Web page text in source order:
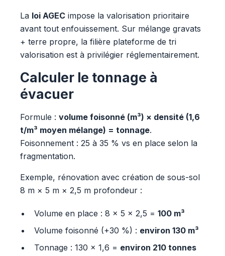
La loi AGEC impose la valorisation prioritaire
avant tout enfouissement. Sur mélange gravats
+ terre propre, la filière plateforme de tri
valorisation est à privilégier réglementairement.
Calculer le tonnage à
évacuer
Formule :volume foisonné (m³) × densité (1,6
t/m³ moyen mélange) = tonnage.
Foisonnement : 25 à 35 % vs en place selon la
fragmentation.
Exemple, rénovation avec création de sous-sol
8 m × 5 m × 2,5 m profondeur :
Volume en place : 8 × 5 × 2,5 =100 m³
Volume foisonné (+30 %) : environ 130 m³
Tonnage : 130 × 1,6 = environ 210 tonnes